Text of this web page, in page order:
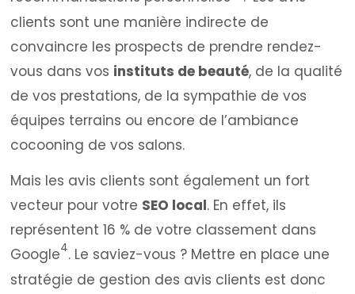
clients sont une manière indirecte de
convaincre les prospects de prendre rendez-
vous dans vos instituts de beauté, de la qualité
de vos prestations, de la sympathie de vos
équipes terrains ou encore de l’ambiance
cocooning de vos salons.
Mais les avis clients sont également un fort
vecteur pour votre SEO local. En effet, ils
représentent 16 % de votre classement dans
Google4. Le saviez-vous ? Mettre en place une
stratégie de gestion des avis clients est donc